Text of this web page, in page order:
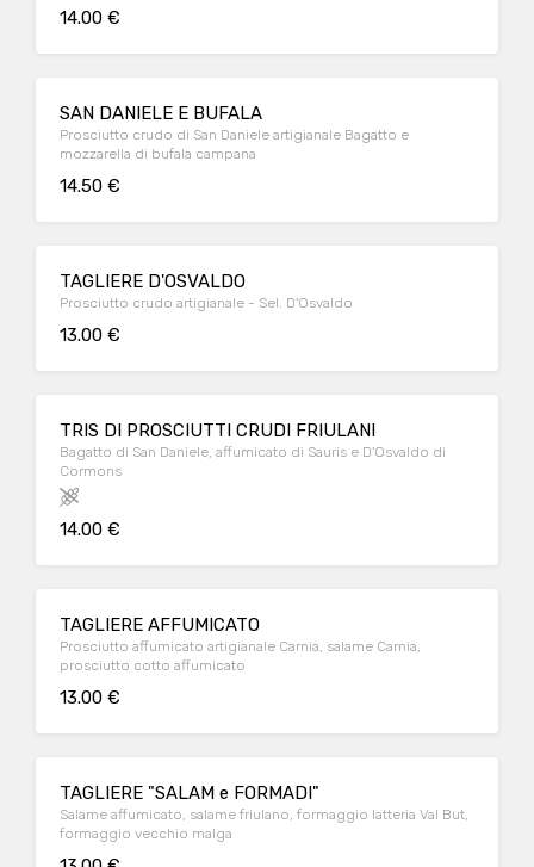
14.00 €
SAN DANIELE E BUFALA
Prosciutto crudo di San Daniele artigianale Bagatto e
mozzarella di bufala campana
14.50 €
TAGLIERE D'OSVALDO
Prosciutto crudo artigianale - Sel. D'Osvaldo
13.00 €
TRIS DI PROSCIUTTI CRUDI FRIULANI
Bagatto di San Daniele, affumicato di Sauris e D'Osvaldo di
Cormons
14.00 €
TAGLIERE AFFUMICATO
Prosciutto affumicato artigianale Carnia, salame Carnia,
prosciutto cotto affumicato
13.00 €
TAGLIERE "SALAM e FORMADI"
Salame affumicato, salame friulano, formaggio latteria Val But,
formaggio vecchio malga